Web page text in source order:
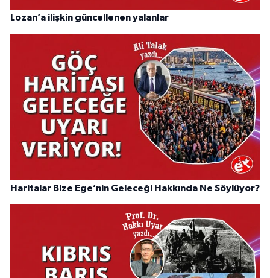
Lozan’a ilişkin güncellenen yalanlar
Haritalar Bize Ege’nin Geleceği Hakkında Ne Söylüyor?